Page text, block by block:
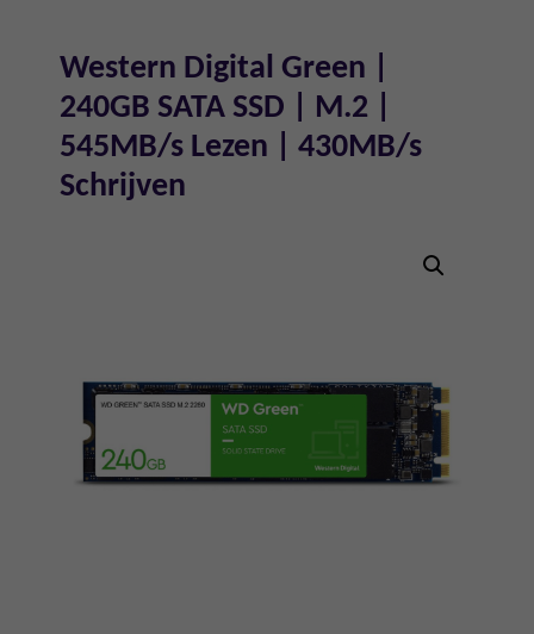
Western Digital Green |
240GB SATA SSD | M.2 |
545MB/s Lezen | 430MB/s
Schrijven